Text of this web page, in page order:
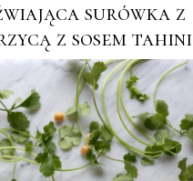
surówka z
z sosem tahini